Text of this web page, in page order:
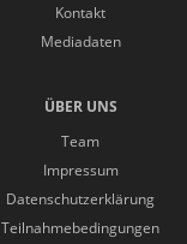
Kontakt
Mediadaten
ÜBER UNS
Team
Impressum
Datenschutzerklärung
Teilnahmebedingungen